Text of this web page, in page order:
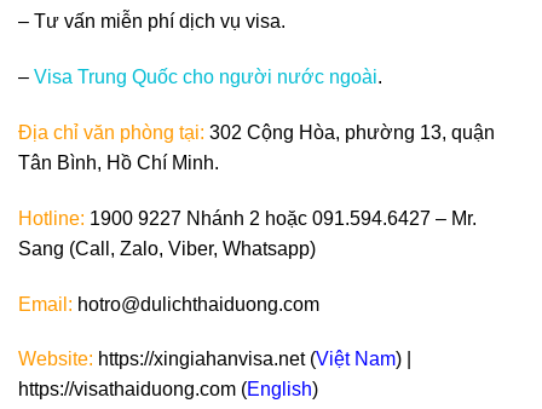
– Tư vấn miễn phí dịch vụ visa.
– Visa Trung Quốc cho người nước ngoài.
Địa chỉ văn phòng tại: 302 Cộng Hòa, phường 13, quận
Tân Bình, Hồ Chí Minh.
Hotline: 1900 9227 Nhánh 2 hoặc 091.594.6427 – Mr.
Sang (Call, Zalo, Viber, Whatsapp)
Email: hotro@dulichthaiduong.com
Website: https://xingiahanvisa.net (Việt Nam) |
https://visathaiduong.com (English)